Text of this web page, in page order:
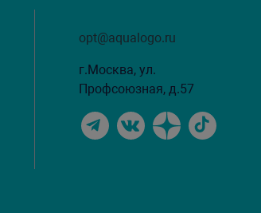
opt@aqualogo.ru
г.Москва, ул.
Профсоюзная, д.57